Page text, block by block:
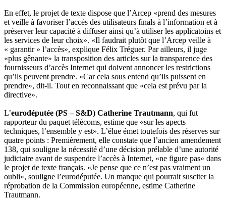
En effet, le projet de texte dispose que l’Arcep «prend des mesures
et veille à favoriser l’accès des utilisateurs finals à l’information et à
préserver leur capacité à diffuser ainsi qu’à utiliser les applicatoins et
les services de leur choix». «Il faudrait plutôt que l’Arcep veille à
« garantir » l’accès», explique Félix Tréguer. Par ailleurs, il juge
«plus gênante» la transposition des articles sur la transparence des
fournisseurs d’accès Internet qui doivent annoncer les restrictions
qu’ils peuvent prendre. «Car cela sous entend qu’ils puissent en
prendre», dit-il. Tout en reconnaissant que «cela est prévu par la
directive».
L’eurodéputée (PS – S&D) Catherine Trautmann, qui fut
rapporteur du paquet télécoms, estime que «sur les apects
techniques, l’ensemble y est». L’élue émet toutefois des réserves sur
quatre points : Premièrement, elle constate que l’ancien amendement
138, qui souligne la nécessité d’une décision prélable d’une autorité
judiciaire avant de suspendre l’accès à Internet, «ne figure pas» dans
le projet de texte français. «Je pense que ce n’est pas vraiment un
oubli», souligne l’eurodéputée. Un manque qui pourrait susciter la
réprobation de la Commission européenne, estime Catherine
Trautmann.